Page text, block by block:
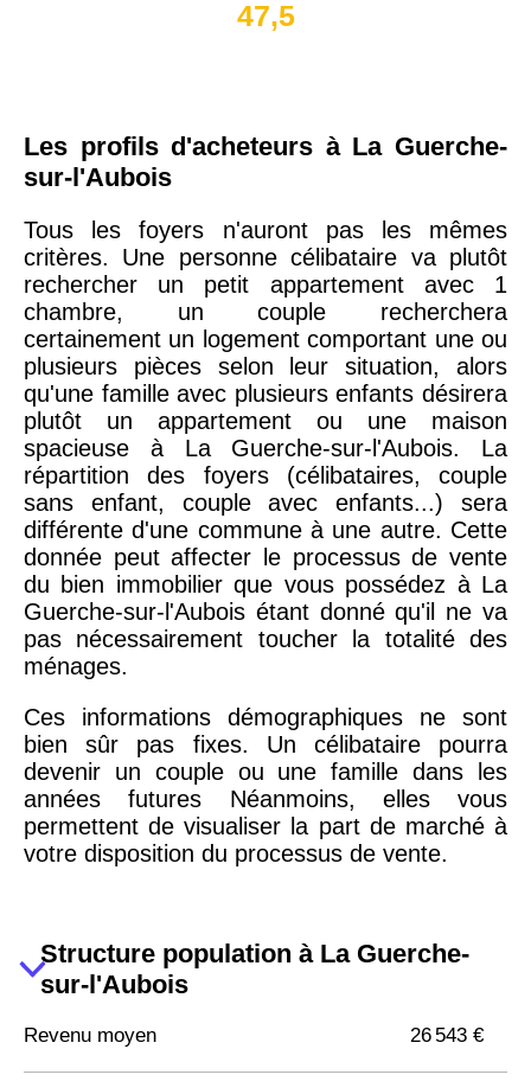
47,5
Les profils d'acheteurs à La Guerche-
sur-l'Aubois
Tous les foyers n'auront pas les mêmes
critères. Une personne célibataire va plutôt
rechercher un petit appartement avec 1
chambre, un couple recherchera
certainement un logement comportant une ou
plusieurs pièces selon leur situation, alors
qu'une famille avec plusieurs enfants désirera
plutôt un appartement ou une maison
spacieuse à La Guerche-sur-l'Aubois. La
répartition des foyers (célibataires, couple
sans enfant, couple avec enfants...) sera
différente d'une commune à une autre. Cette
donnée peut affecter le processus de vente
du bien immobilier que vous possédez à La
Guerche-sur-l'Aubois étant donné qu'il ne va
pas nécessairement toucher la totalité des
ménages.
Ces informations démographiques ne sont
bien sûr pas fixes. Un célibataire pourra
devenir un couple ou une famille dans les
années futures Néanmoins, elles vous
permettent de visualiser la part de marché à
votre disposition du processus de vente.
Structure population à La Guerche-
sur-l'Aubois
Revenu moyen 26 543 €